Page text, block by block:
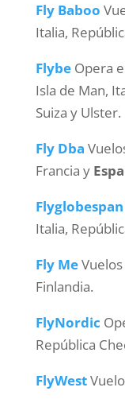
Fly Baboo
Italia,
FlybeOpera
Isla de Man,
Suiza y Ulster.
Fly Dba
Francia y
Flyglobespan
Italia,
Fly MeVuelos
Finlandia.
FlyNordic
República
FlyWest